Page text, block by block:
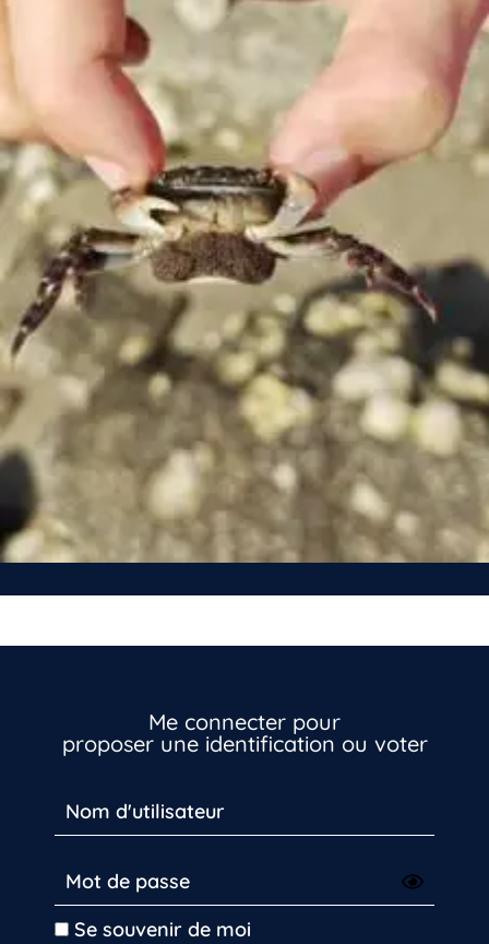
Me connecter pour
proposer une identification ou voter
Se souvenir de moi
Vous n’êtes pas encore inscrit à Biolit ?